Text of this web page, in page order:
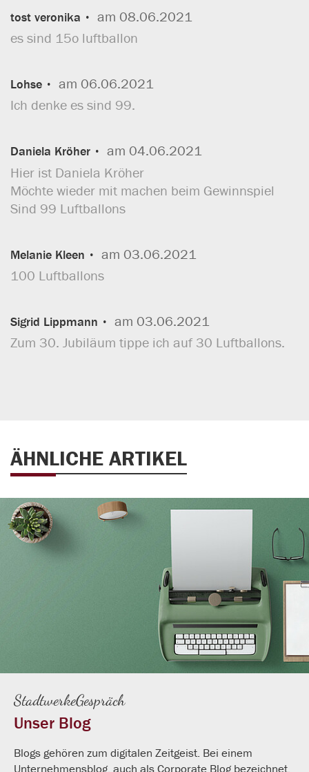
tost veronika
am 08.06.2021
es sind 15o luftballon
Lohse
am 06.06.2021
Ich denke es sind 99.
Daniela Kröher
am 04.06.2021
Hier ist Daniela Kröher
Möchte wieder mit machen beim Gewinnspiel
Sind 99 Luftballons
Melanie Kleen
am 03.06.2021
100 Luftballons
Sigrid Lippmann
am 03.06.2021
Zum 30. Jubiläum tippe ich auf 30 Luftballons.
ÄHNLICHE ARTIKEL
Unser Blog
StadtwerkeGespräch
Blogs gehören zum digitalen Zeitgeist. Bei einem
Unternehmensblog, auch als Corporate Blog bezeichnet,